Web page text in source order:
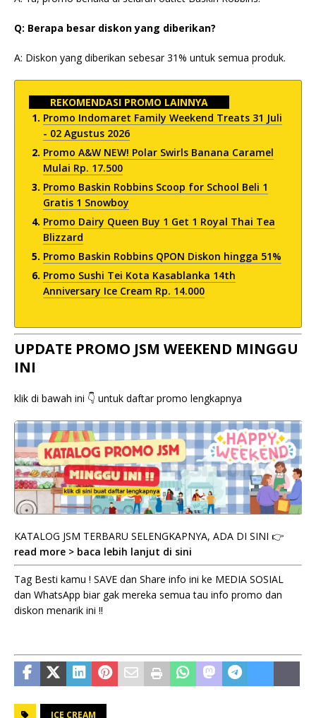
Q: Berapa besar diskon yang diberikan?
A: Diskon yang diberikan sebesar 31% untuk semua produk.
REKOMENDASI PROMO LAINNYA
Promo Indomaret Family Weekend Treats 31 Juli
- 02 Agustus 2026
Promo A&W NEW! Polar Swirls Banana Caramel
Mulai Rp. 17.500
Promo Baskin Robbins Scoop for School Beli 1
Gratis 1 Snowboy
Promo Dairy Queen Buy 1 Get 1 Royal Thai Tea
Blizzard
Promo Baskin Robbins QPON Diskon hingga 51%
Promo Sushi Tei Kota Kasablanka 14th
Anniversary Ice Cream Rp. 14.000
UPDATE PROMO JSM WEEKEND MINGGU
INI
klik di bawah ini 👇 untuk daftar promo lengkapnya
KATALOG JSM TERBARU SELENGKAPNYA, ADA DI SINI 👉
read more > baca lebih lanjut di sini
Tag Besti kamu ! SAVE dan Share info ini ke MEDIA SOSIAL
dan WhatsApp biar gak mereka semua tau info promo dan
diskon menarik ini !!
ICE CREAM